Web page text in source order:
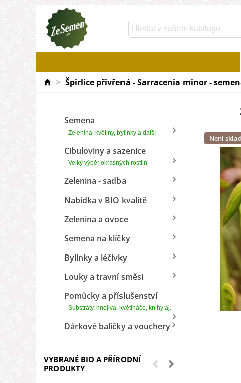
> Špirlice přivřená - Sarracenia minor -
Semena
Zelenina, květiny, bylinky a další
Cibuloviny a sazenice
Velký výběr okrasných rostlin
Zelenina - sadba
Nabídka v BIO kvalitě
Zelenina a ovoce
Semena na klíčky
Bylinky a léčivky
Louky a travní směsi
Pomůcky a příslušenství
Substráty, hnojiva, květináče, knihy aj.
Dárkové balíčky a vouchery
VYBRANÉ BIO A PŘÍRODNÍ
PRODUKTY
Není